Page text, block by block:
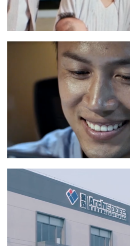
太平 客服节 开场片
品牌片/TVC
期待科技 保险理赔助手—微电影